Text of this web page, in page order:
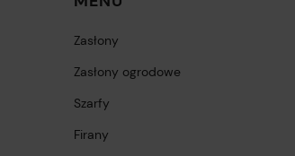
Zasłony
Zasłony ogrodowe
Szarfy
Firany